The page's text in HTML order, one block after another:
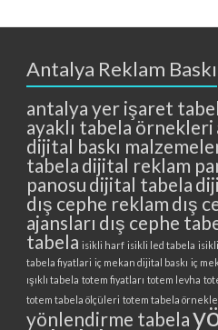
Antalya Reklam Baskı
antalya yer işaret
ayaklı tabela örnekleri
dijital baskı
tabela dijital reklam
panosu dijital tabela
dış cephe reklam dış
ajansları dış cephe
tabela isikli harf isikli led tabela
tabela fiyatlari iç mekan dijital baskı iç
ışıklı tabela totem fiyatları totem levha
totem tabela ölçüleri totem tabela
yönlendirme tabela